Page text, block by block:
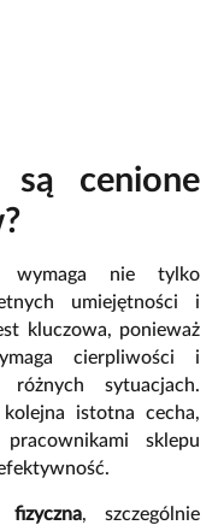
są cenione
wymaga nie tylko
umiejętności i
kluczowa, ponieważ
cierpliwości i
sytuacjach.
istotna cecha,
sklepu
fizyczna, szczególnie